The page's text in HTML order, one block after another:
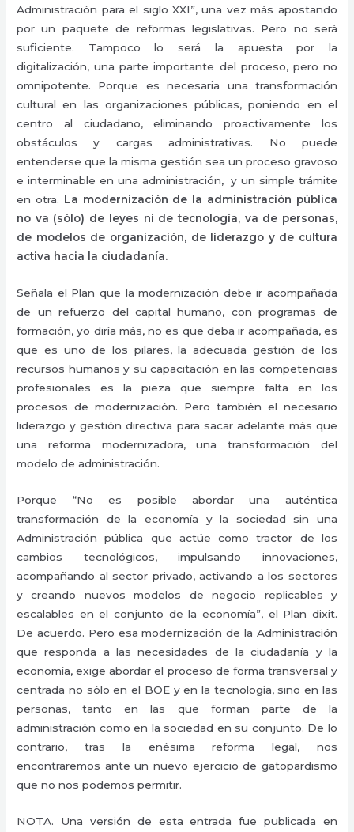
Administración para el siglo XXI”, una vez más apostando
por un paquete de reformas legislativas. Pero no será
suficiente. Tampoco lo será la apuesta por la
digitalización, una parte importante del proceso, pero no
omnipotente. Porque es necesaria una transformación
cultural en las organizaciones públicas, poniendo en el
centro al ciudadano, eliminando proactivamente los
obstáculos y cargas administrativas. No puede
entenderse que la misma gestión sea un proceso gravoso
e interminable en una administración, y un simple trámite
en otra. La modernización de la administración pública
no va (sólo) de leyes ni de tecnología, va de personas,
de modelos de organización, de liderazgo y de cultura
activa hacia la ciudadanía.
Señala el Plan que la modernización debe ir acompañada
de un refuerzo del capital humano, con programas de
formación, yo diría más, no es que deba ir acompañada, es
que es uno de los pilares, la adecuada gestión de los
recursos humanos y su capacitación en las competencias
profesionales es la pieza que siempre falta en los
procesos de modernización. Pero también el necesario
liderazgo y gestión directiva para sacar adelante más que
una reforma modernizadora, una transformación del
modelo de administración.
Porque “No es posible abordar una auténtica
transformación de la economía y la sociedad sin una
Administración pública que actúe como tractor de los
cambios tecnológicos, impulsando innovaciones,
acompañando al sector privado, activando a los sectores
y creando nuevos modelos de negocio replicables y
escalables en el conjunto de la economía”, el Plan dixit.
De acuerdo. Pero esa modernización de la Administración
que responda a las necesidades de la ciudadanía y la
economía, exige abordar el proceso de forma transversal y
centrada no sólo en el BOE y en la tecnología, sino en las
personas, tanto en las que forman parte de la
administración como en la sociedad en su conjunto. De lo
contrario, tras la enésima reforma legal, nos
encontraremos ante un nuevo ejercicio de gatopardismo
que no nos podemos permitir.
NOTA. Una versión de esta entrada fue publicada en